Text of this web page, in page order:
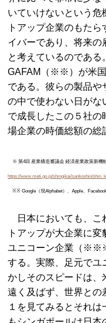
いていけないという危
トアップ企業のもた
イバーであり、将来
と考えているのである
GAFAM（※※）が米国
である。彼らの製品や
の中で使わない日がな
で成長したこの５社の
場企業の時価総額の総
※ 第4回 産業構造審議会 経済産業政策新
https://www.meti.go.jp/shingikai/sankoshin/
※※ Google（現Alphabet）、Apple、
日本においても、こ
トアップが大企業に
ユニコーン企業（
する。実際、足元でユ
かしそのスピードは、
遠く及ばず、世界との
１を見てみるとそれ